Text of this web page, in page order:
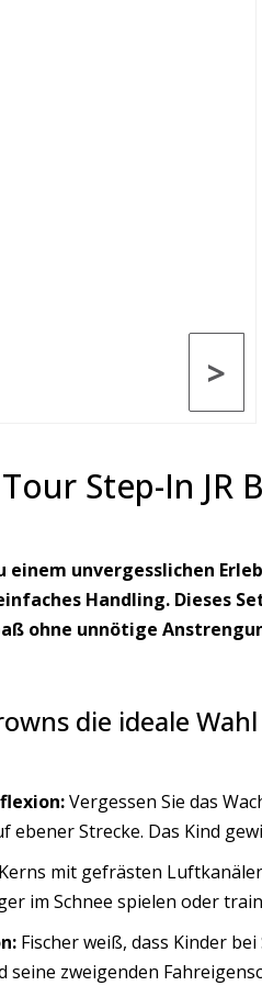
>
Step-In
einem unvergesslichen
Handling. Dieses
ohne unnötige
die ideale
Vergessen Sie das
Strecke. Das Kind
mit gefrästen
im Schnee spielen oder
Fischer weiß, dass Kinder
zweigenden